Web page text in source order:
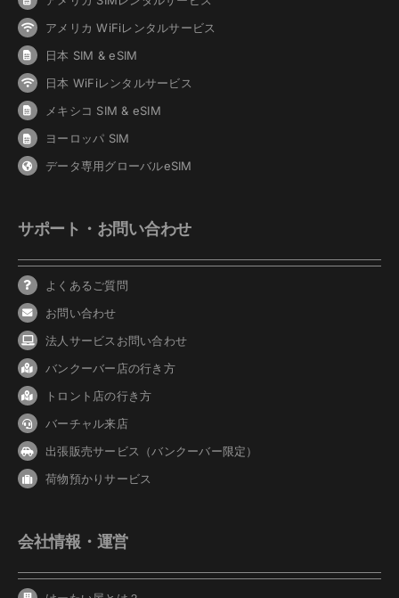
アメリカ WiFiレンタルサービス
日本 SIM & eSIM
日本 WiFiレンタルサービス
メキシコ SIM & eSIM
ヨーロッパ SIM
データ専用グローバルeSIM
サポート・お問い合わせ
よくあるご質問
お問い合わせ
法人サービスお問い合わせ
バンクーバー 店の行き方
トロント店の行き方
バーチャル来店
出張販売サービス（バンクーバー限定）
荷物預かりサービス
会社情報・運営